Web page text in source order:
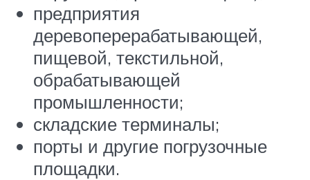
предприятия
деревоперерабатывающей,
пищевой, текстильной,
обрабатывающей
промышленности;
складские терминалы;
порты и другие погрузочные
площадки.